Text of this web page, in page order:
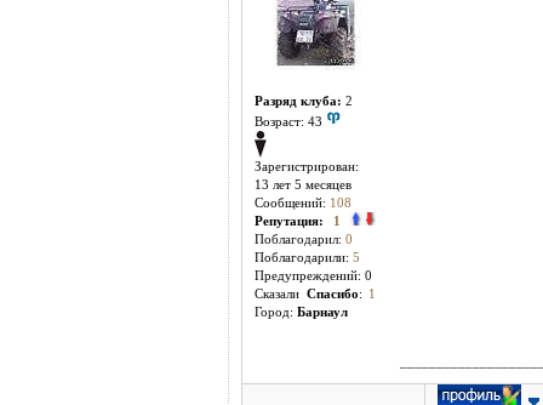
Разряд клуба: 2
Возраст: 43
Зарегистрирован:
13 лет 5 месяцев
Сообщений: 108
Репутация:
1
Поблагодарил: 0
Поблагодарили: 5
Предупреждений: 0
Cказали Спасибо: 1
Город: Барнаул